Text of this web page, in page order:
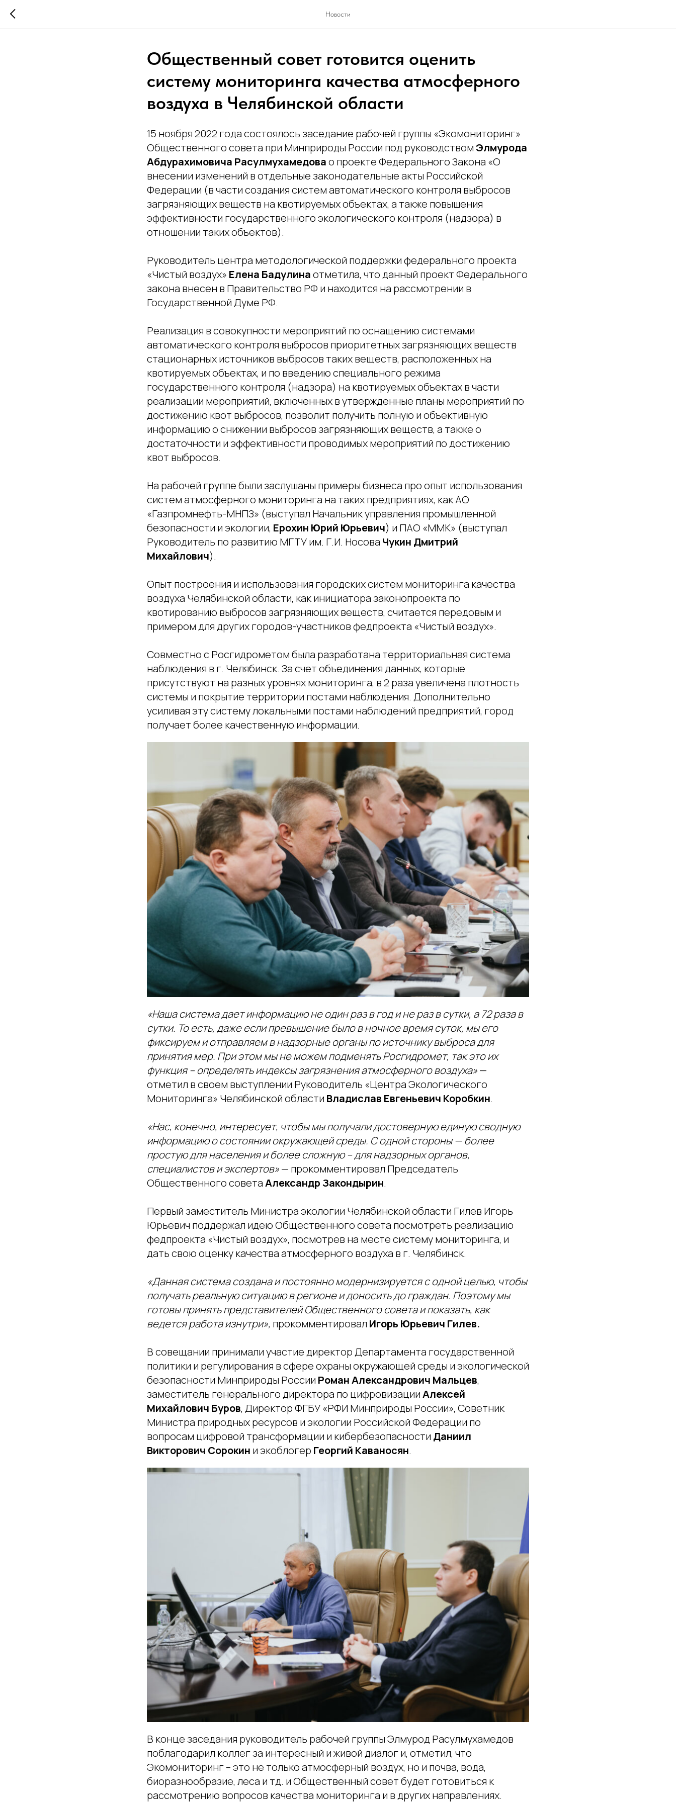
Новости
Общественный совет готовится оценить
систему мониторинга качества атмосферного
воздуха в Челябинской области
15 ноября 2022 года состоялось заседание рабочей группы «Экомониторинг»
Общественного совета при Минприроды России под руководствомЭлмурода
Абдурахимовича Расулмухамедовао проекте Федерального Закона «О
внесении изменений в отдельные законодательные акты Российской
Федерации (в части создания систем автоматического контроля выбросов
загрязняющих веществ на квотируемых объектах, а также повышения
эффективности государственного экологического контроля (надзора) в
отношении таких объектов).
Руководитель центра методологической поддержки федерального проекта
«Чистый воздух» Елена Бадулинаотметила, что данный проект Федерального
закона внесен в Правительство РФ и находится на рассмотрении в
Государственной Думе РФ.
Реализация в совокупности мероприятий по оснащению системами
автоматического контроля выбросов приоритетных загрязняющих веществ
стационарных источников выбросов таких веществ, расположенных на
квотируемых объектах, и по введению специального режима
государственного контроля (надзора) на квотируемых объектах в части
реализации мероприятий, включенных в утвержденные планы мероприятий по
достижению квот выбросов, позволит получить полную и объективную
информацию о снижении выбросов загрязняющих веществ, а также о
достаточности и эффективности проводимых мероприятий по достижению
квот выбросов.
На рабочей группе были заслушаны примеры бизнеса про опыт использования
систем атмосферного мониторинга на таких предприятиях, как АО
«Газпромнефть-МНПЗ» (выступал Начальник управления промышленной
безопасности и экологии, Ерохин Юрий Юрьевич) и ПАО «ММК» (выступал
Руководитель по развитию МГТУ им. Г.И. Носова Чукин Дмитрий
Михайлович).
Опыт построения и использования городских систем мониторинга качества
воздуха Челябинской области, как инициатора законопроекта по
квотированию выбросов загрязняющих веществ, считается передовым и
примером для других городов-участников федпроекта «Чистый воздух».
Совместно с Росгидрометом была разработана территориальная система
наблюдения в г. Челябинск. За счет объединения данных, которые
присутствуют на разных уровнях мониторинга, в 2 раза увеличена плотность
системы и покрытие территории постами наблюдения. Дополнительно
усиливая эту систему локальными постами наблюдений предприятий, город
получает более качественную информации.
«Наша система дает информацию не один раз в год и не раз в сутки, а 72 раза в
сутки. То есть, даже если превышение было в ночное время суток, мы его
фиксируем и отправляем в надзорные органы по источнику выброса для
принятия мер. При этом мы не можем подменять Росгидромет, так это их
функция – определять индексы загрязнения атмосферного воздуха»—
отметил в своем выступлении Руководитель «Центра Экологического
Мониторинга» Челябинской области Владислав Евгеньевич Коробкин.
«Нас, конечно, интересует, чтобы мы получали достоверную единую сводную
информацию о состоянии окружающей среды. С одной стороны — более
простую для населения и более сложную – для надзорных органов,
специалистов и экспертов»— прокомментировал Председатель
Общественного советаАлександр Закондырин.
Первый заместитель Министра экологии Челябинской области Гилев Игорь
Юрьевич поддержал идею Общественного совета посмотреть реализацию
федпроекта «Чистый воздух», посмотрев на месте систему мониторинга, и
дать свою оценку качества атмосферного воздуха в г. Челябинск.
«Данная система создана и постоянно модернизируется с одной целью, чтобы
получать реальную ситуацию в регионе и доносить до граждан. Поэтому мы
готовы принять представителей Общественного совета и показать, как
ведется работа изнутри», прокомментировал Игорь Юрьевич Гилев.
В совещании принимали участие директор Департамента государственной
политики и регулирования в сфере охраны окружающей среды и экологической
безопасности Минприроды России Роман Александрович Мальцев,
заместитель генерального директора по цифровизацииАлексей
Михайлович Буров, Директор ФГБУ «РФИ Минприроды России», Советник
Министра природных ресурсов и экологии Российской Федерации по
вопросам цифровой трансформации и кибербезопасности Даниил
Викторович Сорокин и экоблогер Георгий Каваносян.
В конце заседания руководитель рабочей группы Элмурод Расулмухамедов
поблагодарил коллег за интересный и живой диалог и, отметил, что
Экомониторинг – это не только атмосферный воздух, но и почва, вода,
биоразнообразие, леса и тд. и Общественный совет будет готовиться к
рассмотрению вопросов качества мониторинга и в других направлениях.